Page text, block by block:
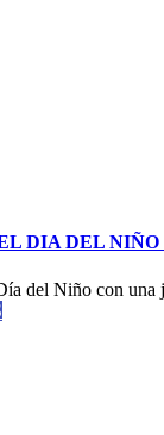
DIA DEL
del Niño con una